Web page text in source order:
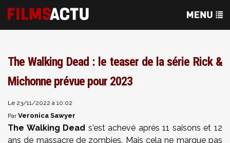
The Walking Dead : le teaser de la série Rick &
Michonne prévue pour 2023
Le 23/11/2022 à 10:02
ParVeronica Sawyer
The Walking Dead s'est achevé après 11 saisons et 12
ans de massacre de zombies. Mais cela ne marque pas